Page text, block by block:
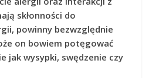
skłonności do
powinny bezwzględnie
on bowiem potęgować
jak wysypki, swędzenie czy